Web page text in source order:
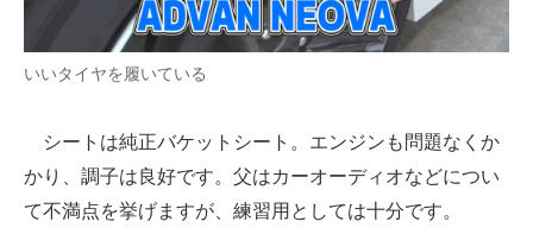
いいタイヤを履いている
シートは純正バケットシート。エンジンも問題なくか
かり、調子は良好です。父はカーオーディオなどについ
て不満点を挙げますが、練習用としては十分です。